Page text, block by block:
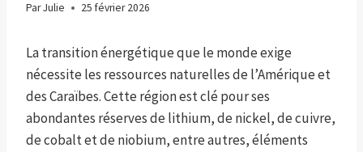
ParJulie 25 février 2026
La transition énergétique que le monde exige
nécessite les ressources naturelles de l’Amérique et
des Caraïbes. Cette région est clé pour ses
abondantes réserves de lithium, de nickel, de cuivre,
de cobalt et de niobium, entre autres, éléments